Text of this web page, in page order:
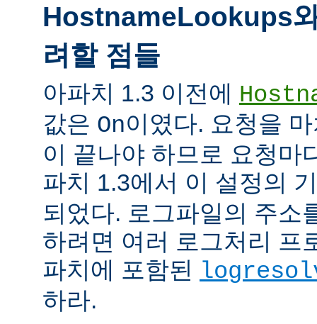
HostnameLookups
려할 점들
아파치 1.3 이전에
값은 On이였다. 요청을
이 끝나야 하므로 요청마
파치 1.3에서 이 설정의
되었다. 로그파일의 주소
하려면 여러 로그처리 프
파치에 포함된
하라.